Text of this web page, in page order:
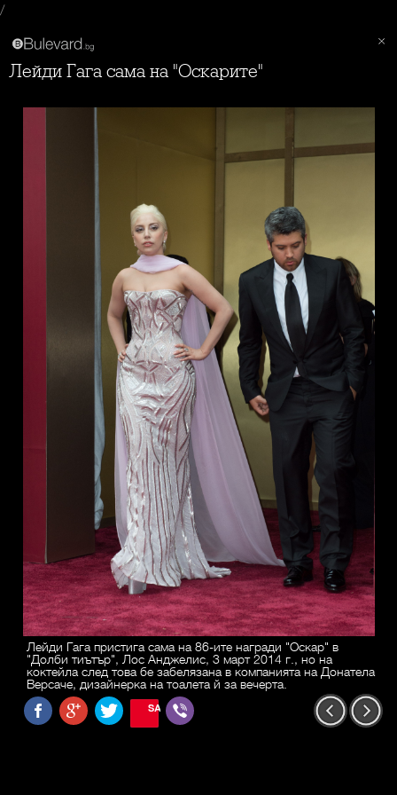
/
Лейди Гага сама на "Оскарите"
Лейди Гага пристига сама на 86-ите награди "Оскар" в
"Долби тиътър", Лос Анджелис, 3 март 2014 г., но на
коктейла след това бе забелязана в компанията на Донатела
Версаче, дизайнерка на тоалета й за вечерта.
SAVE